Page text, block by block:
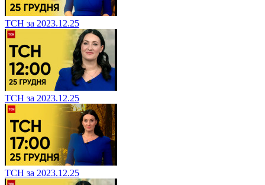
ТСН за 2023.12.25
ТСН за 2023.12.25
ТСН за 2023.12.25